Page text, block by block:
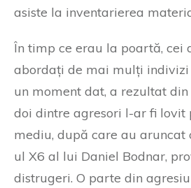
asiste la inventarierea
În timp ce erau la poartă, cei
abordați de mai mulți indivizi
un moment dat, a rezultat
doi dintre agresori l-ar fi lovit
mediu, după care au aruncat
ul X6 al lui Daniel Bodnar,
distrugeri. O parte din